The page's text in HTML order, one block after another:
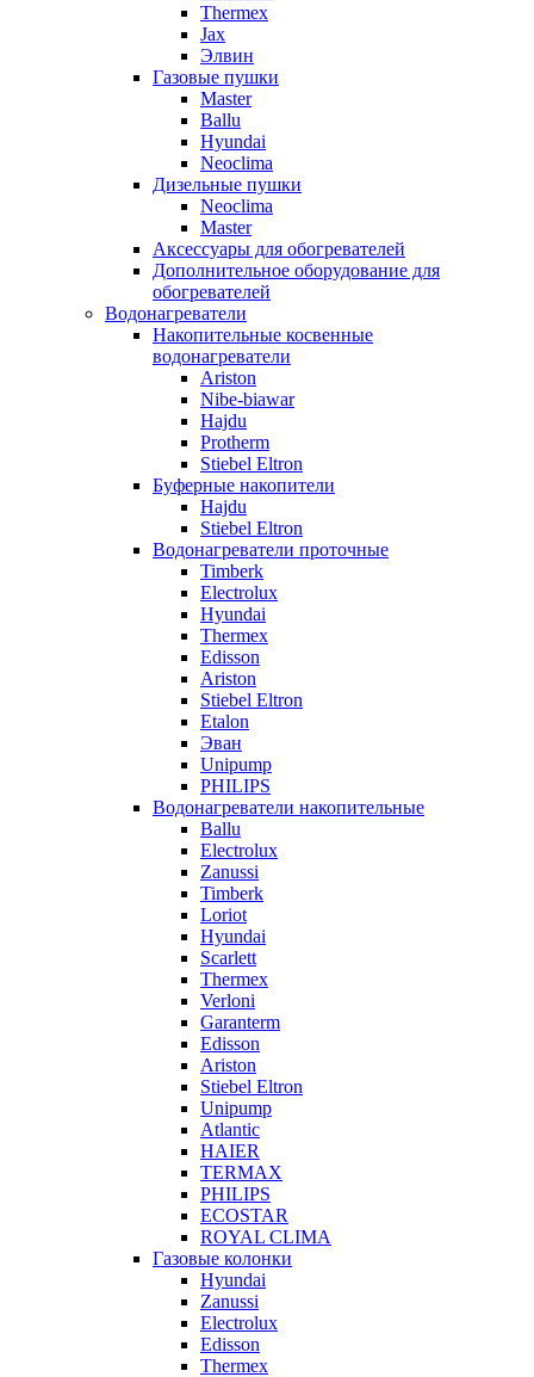
Thermex
Jax
Элвин
Газовые пушки
Master
Ballu
Hyundai
Neoclima
Дизельные пушки
Neoclima
Master
Аксессуары для обогревателей
Дополнительное оборудование для
обогревателей
Водонагреватели
Накопительные косвенные
водонагреватели
Ariston
Nibe-biawar
Hajdu
Protherm
Stiebel Eltron
Буферные накопители
Hajdu
Stiebel Eltron
Водонагреватели проточные
Timberk
Electrolux
Hyundai
Thermex
Edisson
Ariston
Stiebel Eltron
Etalon
Эван
Unipump
PHILIPS
Водонагреватели накопительные
Ballu
Electrolux
Zanussi
Timberk
Loriot
Hyundai
Scarlett
Thermex
Verloni
Garanterm
Edisson
Ariston
Stiebel Eltron
Unipump
Atlantic
HAIER
TERMAX
PHILIPS
ECOSTAR
ROYAL CLIMA
Газовые колонки
Hyundai
Zanussi
Electrolux
Edisson
Thermex